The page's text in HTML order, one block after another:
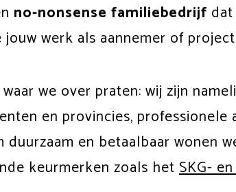
no-nonsense familiebedrijf
jouw werk als aannemer of
we over praten: wij zijn
en provincies,
duurzaam en betaalbaar wonen
keurmerken zoals hetSKG-